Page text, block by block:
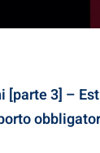
[parte 3] –